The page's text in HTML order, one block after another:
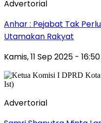
Advertorial
Anhar : Pejabat Tak
Utamakan Rakyat
Kamis, 11 Sep 2025 -
Advertorial